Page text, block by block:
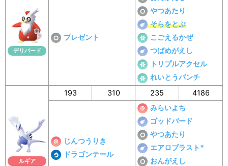
デリバード
プレゼント
やつあたり
そらをとぶ
こごえるかぜ
つばめがえし
トリプルアクセル
れいとうパンチ
ルギア
193 310 235 4186
じんつうりき
ドラゴンテール
みらいよち
ゴッドバード
やつあたり
エアロブラスト*
おんがえし